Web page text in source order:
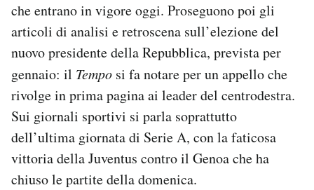
CALENDARIO
AREA PERSONALE
Area Personale
Newsletter
Notifiche mobile
Regala il Post
Hai bisogno di aiuto?
che entrano in vigore oggi. Proseguono poi gli
articoli di analisi e retroscena sull’elezione del
nuovo presidente della Repubblica, prevista per
gennaio: il Tempo si fa notare per un appello che
rivolge in prima pagina ai leader del centrodestra.
Sui giornali sportivi si parla soprattutto
dell’ultima giornata di Serie A, con la faticosa
vittoria della Juventus contro il Genoa che ha
chiuso le partite della domenica.